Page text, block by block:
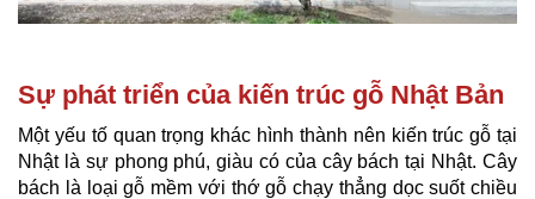
Sự phát triển của kiến trúc gỗ Nhật Bản
Một yếu tố quan trọng khác hình thành nên kiến trúc gỗ tại
Nhật là sự phong phú, giàu có của cây bách tại Nhật. Cây
bách là loại gỗ mềm với thớ gỗ chạy thẳng dọc suốt chiều